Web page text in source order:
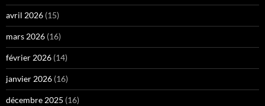
avril 2026 (15)
mars 2026 (16)
février 2026 (14)
janvier 2026 (16)
décembre 2025 (16)